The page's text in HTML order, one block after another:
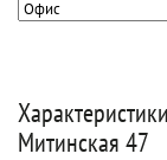
Митинская 47